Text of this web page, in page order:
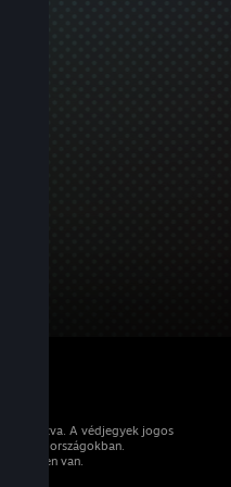
fenntartva. A védjegyek jogos
és más országokban.
van.